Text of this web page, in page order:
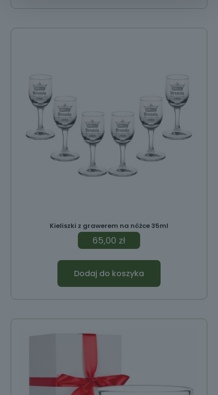
Kieliszki z grawerem na nóżce 35ml
65,00 zł
Dodaj do koszyka